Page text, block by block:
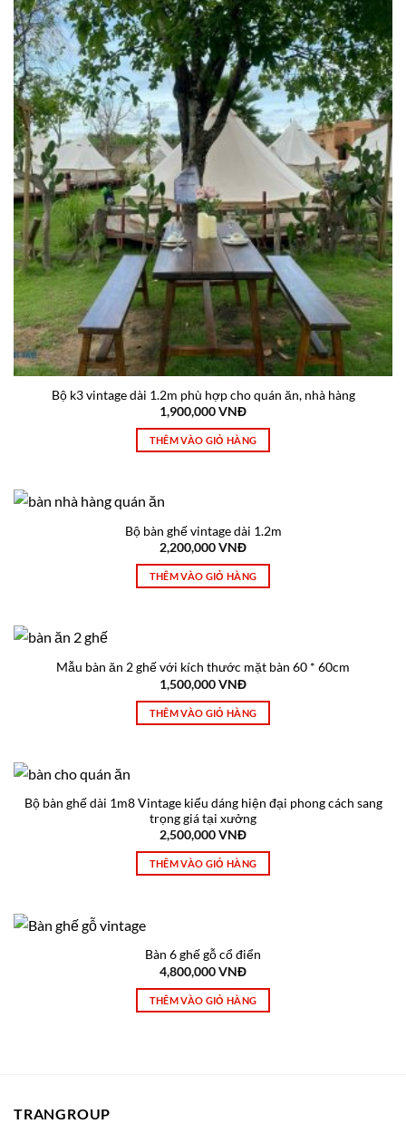
Bộ k3 vintage dài 1.2m phù hợp cho quán ăn, nhà hàng
1,900,000VNĐ
THÊM VÀO GIỎ HÀNG
Bộ bàn ghế vintage dài 1.2m
2,200,000VNĐ
THÊM VÀO GIỎ HÀNG
Mẫu bàn ăn 2 ghế với kích thước mặt bàn 60 * 60cm
1,500,000VNĐ
THÊM VÀO GIỎ HÀNG
Bộ bàn ghế dài 1m8 Vintage kiểu dáng hiện đại phong cách sang
trọng giá tại xưởng
2,500,000VNĐ
THÊM VÀO GIỎ HÀNG
Bàn 6 ghế gỗ cổ điển
4,800,000VNĐ
THÊM VÀO GIỎ HÀNG
TRANGROUP